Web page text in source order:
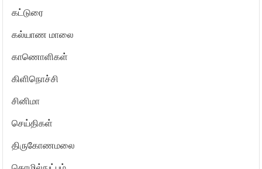
கட்டுரை
கல்யாண மாலை
காணொளிகள்
கிளிநொச்சி
சினிமா
செய்திகள்
திருகோணமலை